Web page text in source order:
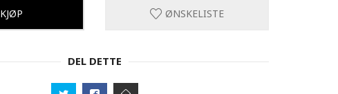
KJØP ØNSKELISTE
DEL DETTE